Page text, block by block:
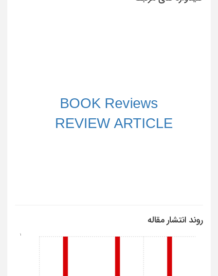
BOOK Reviews
REVIEW ARTICLE
روند انتشار مقاله
1